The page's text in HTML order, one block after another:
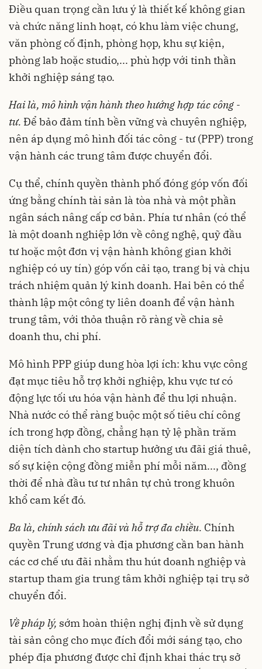
Điều quan trọng cần lưu ý là thiết kế không gian
và chức năng linh hoạt, có khu làm việc chung,
văn phòng cố định, phòng họp, khu sự kiện,
phòng lab hoặc studio,... phù hợp với tinh thần
khởi nghiệp sáng tạo.
Hai là, mô hình vận hành theo hướng hợp tác công -
tư. Để bảo đảm tính bền vững và chuyên nghiệp,
nên áp dụng mô hình đối tác công - tư (PPP) trong
vận hành các trung tâm được chuyển đổi.
Cụ thể, chính quyền thành phố đóng góp vốn đối
ứng bằng chính tài sản là tòa nhà và một phần
ngân sách nâng cấp cơ bản. Phía tư nhân (có thể
là một doanh nghiệp lớn về công nghệ, quỹ đầu
tư hoặc một đơn vị vận hành không gian khởi
nghiệp có uy tín) góp vốn cải tạo, trang bị và chịu
trách nhiệm quản lý kinh doanh. Hai bên có thể
thành lập một công ty liên doanh để vận hành
trung tâm, với thỏa thuận rõ ràng về chia sẻ
doanh thu, chi phí.
Mô hình PPP giúp dung hòa lợi ích: khu vực công
đạt mục tiêu hỗ trợ khởi nghiệp, khu vực tư có
động lực tối ưu hóa vận hành để thu lợi nhuận.
Nhà nước có thể ràng buộc một số tiêu chí công
ích trong hợp đồng, chẳng hạn tỷ lệ phần trăm
diện tích dành cho startup hưởng ưu đãi giá thuê,
số sự kiện cộng đồng miễn phí mỗi năm..., đồng
thời để nhà đầu tư tư nhân tự chủ trong khuôn
khổ cam kết đó.
Ba là, chính sách ưu đãi và hỗ trợ đa chiều. Chính
quyền Trung ương và địa phương cần ban hành
các cơ chế ưu đãi nhằm thu hút doanh nghiệp và
startup tham gia trung tâm khởi nghiệp tại trụ sở
chuyển đổi.
Về pháp lý, sớm hoàn thiện nghị định về sử dụng
tài sản công cho mục đích đổi mới sáng tạo, cho
phép địa phương được chỉ định khai thác trụ sở